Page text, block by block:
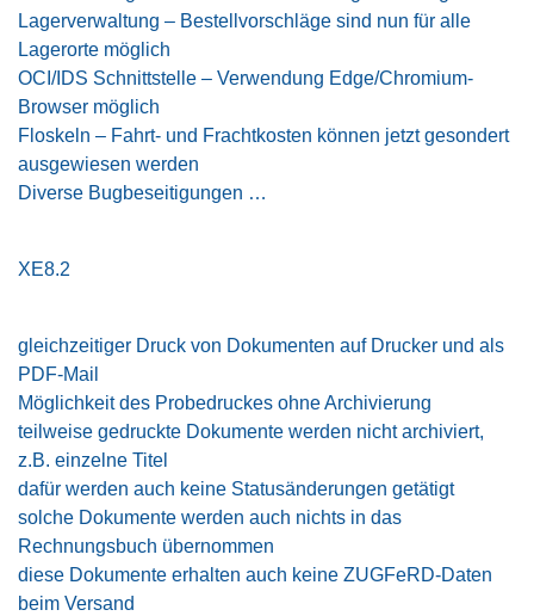
Lagerverwaltung – Bestellvorschläge sind nun für alle
Lagerorte möglich
OCI/IDS Schnittstelle – Verwendung Edge/Chromium-
Browser möglich
Floskeln – Fahrt- und Frachtkosten können jetzt gesondert
ausgewiesen werden
Diverse Bugbeseitigungen …
XE8.2
gleichzeitiger Druck von Dokumenten auf Drucker und als
PDF-Mail
Möglichkeit des Probedruckes ohne Archivierung
teilweise gedruckte Dokumente werden nicht archiviert,
z.B. einzelne Titel
dafür werden auch keine Statusänderungen getätigt
solche Dokumente werden auch nichts in das
Rechnungsbuch übernommen
diese Dokumente erhalten auch keine ZUGFeRD-Daten
beim Versand